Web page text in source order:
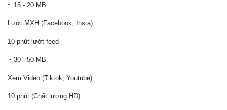
~ 15 - 20 MB
Lướt MXH (Facebook, Insta)
10 phút lướt feed
~ 30 - 50 MB
Xem Video (Tiktok, Youtube)
10 phút (Chất lượng HD)